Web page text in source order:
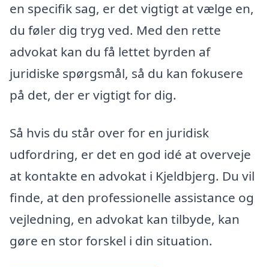
en specifik sag, er det vigtigt at vælge en,
du føler dig tryg ved. Med den rette
advokat kan du få lettet byrden af
juridiske spørgsmål, så du kan fokusere
på det, der er vigtigt for dig.
Så hvis du står over for en juridisk
udfordring, er det en god idé at overveje
at kontakte en advokat i Kjeldbjerg. Du vil
finde, at den professionelle assistance og
vejledning, en advokat kan tilbyde, kan
gøre en stor forskel i din situation.